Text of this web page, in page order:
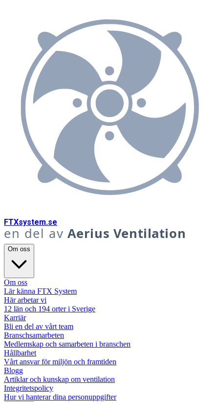
FTXsystem.se
en del av Aerius Ventilation
Om oss
Om oss
Lär känna FTX System
Här arbetar vi
12 län och 194 orter i Sverige
Karriär
Bli en del av vårt team
Branschsamarbeten
Medlemskap och samarbeten i branschen
Hållbarhet
Vårt ansvar för miljön och framtiden
Blogg
Artiklar och kunskap om ventilation
Integritetspolicy
Hur vi hanterar dina personuppgifter